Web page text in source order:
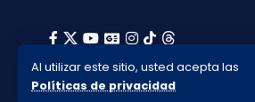
Al utilizar este sitio, usted acepta las
Políticas de privacidad